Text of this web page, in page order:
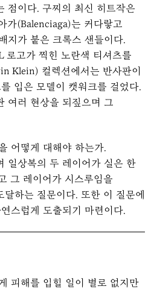
점이다. 구찌의 최신 히트작은
가(Balenciaga)는 커다랗고
지가 붙은 크록스 샌들이다.
로고가 찍힌 노란색 티셔츠를
Klein) 컬렉션에서는 반사판이
입은 모델이 캣워크를 걸었다.
여러 현상을 되짚으며 그
어떻게 대해야 하는가.
일상복의 두 레이어가 실은 한
그 레이어가 시스루임을
달하는 질문이다. 또한 이 질문에
스럽게 도출되기 마련이다.
피해를 입힐 일이 별로 없지만